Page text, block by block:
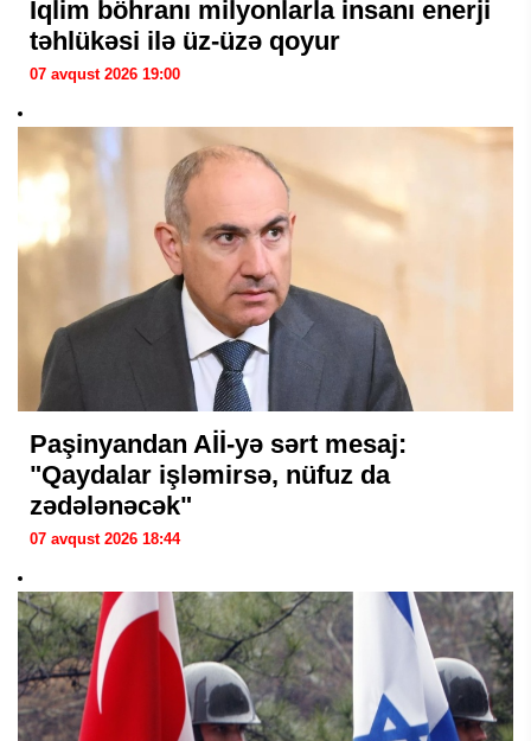
İqlim böhranı milyonlarla insanı enerji
təhlükəsi ilə üz-üzə qoyur
07 avqust 2026 19:00
Paşinyandan Aİİ-yə sərt mesaj:
"Qaydalar işləmirsə, nüfuz da
zədələnəcək"
07 avqust 2026 18:44